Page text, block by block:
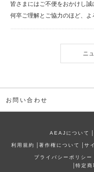
皆さまにはご不便をおかけし誠
何卒ご理解とご協力のほど、よ
ニ
お問い合わせ
AEAJについて
利⽤規約 著作権について サ
プライバシーポリシー
特定商